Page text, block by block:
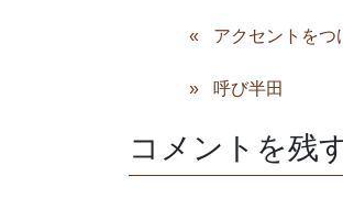
アクセントをつ
呼び半田
コメントを残